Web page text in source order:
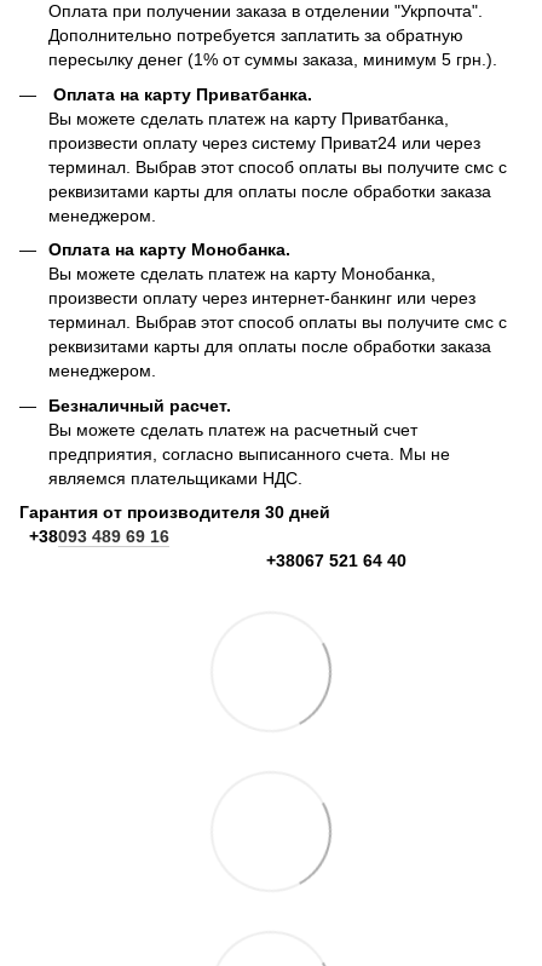
Оплата при получении заказа в отделении "Укрпочта".
Дополнительно потребуется заплатить за обратную
пересылку денег (1% от суммы заказа, минимум 5 грн.).
Оплата на карту Приватбанка.
Вы можете сделать платеж на карту Приватбанка,
произвести оплату через систему Приват24 или через
терминал. Выбрав этот способ оплаты вы получите смс с
реквизитами карты для оплаты после обработки заказа
менеджером.
Оплата на карту Монобанка.
Вы можете сделать платеж на карту Монобанка,
произвести оплату через интернет-банкинг или через
терминал. Выбрав этот способ оплаты вы получите смс с
реквизитами карты для оплаты после обработки заказа
менеджером.
Безналичный расчет.
Вы можете сделать платеж на расчетный счет
предприятия, согласно выписанного счета. Мы не
являемся плательщиками НДС.
Гарантия от производителя 30 дней
+38093 489 69 16
+38067 521 64 40